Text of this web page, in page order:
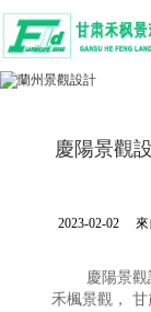
慶陽景觀
2023-02-02 來
慶陽景
禾楓景觀，